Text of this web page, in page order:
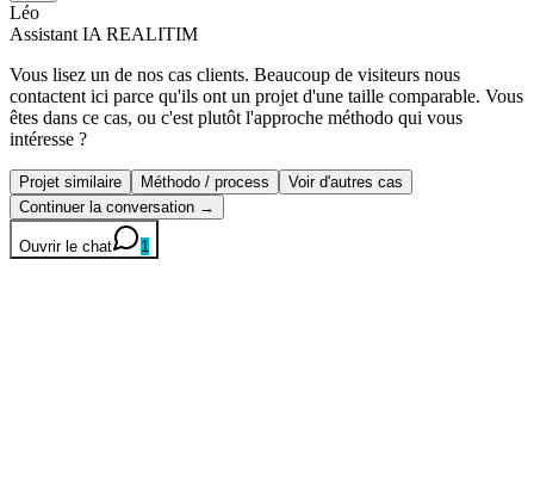
Léo
Assistant IA REALITIM
Vous lisez un de nos cas clients. Beaucoup de visiteurs nous
contactent ici parce qu'ils ont un projet d'une taille comparable. Vous
êtes dans ce cas, ou c'est plutôt l'approche méthodo qui vous
intéresse ?
Projet similaire Méthodo / process
Voir d'autres cas
Continuer la conversation →
Ouvrir le chat 1